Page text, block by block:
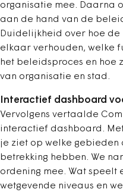
organisatie mee. Daarna
aan de hand van de
Duidelijkheid over hoe
elkaar verhouden, welke
het beleidsproces en hoe
van organisatie en stad.
Interactief dashboard
Vervolgens vertaalde
interactief dashboard.
je ziet op welke gebieden
betrekking hebben. We
ordening mee. Wat speelt
wetgevende niveaus en